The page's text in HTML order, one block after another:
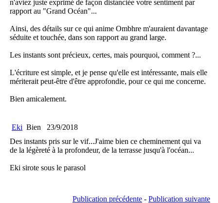
n'aviez juste exprimé de façon distanciée votre sentiment par
rapport au "Grand Océan"...
Ainsi, des détails sur ce qui anime Ombhre m'auraient davantage
séduite et touchée, dans son rapport au grand large.
Les instants sont précieux, certes, mais pourquoi, comment ?...
L'écriture est simple, et je pense qu'elle est intéressante, mais elle
mériterait peut-être d'être approfondie, pour ce qui me concerne.
Bien amicalement.
Eki Bien
23/9/2018
Des instants pris sur le vif...J'aime bien ce cheminement qui va
de la légèreté à la profondeur, de la terrasse jusqu'à l'océan...
Eki sirote sous le parasol
Publication précédente - Publication suivante